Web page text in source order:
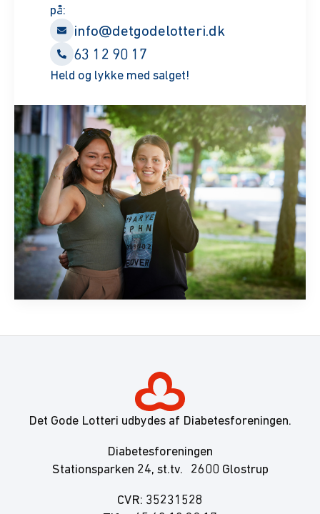
på:
info@detgodelotteri.dk
63 12 90 17
Held og lykke med salget!
Det Gode Lotteri udbydes af Diabetesforeningen.
Diabetesforeningen
Stationsparken 24, st.tv. 2600 Glostrup
CVR: 35231528